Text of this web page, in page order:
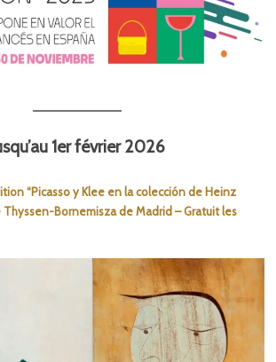
1er février 2026
“Picasso y Klee en la colección de Heinz
Thyssen-Bornemisza de Madrid – Gratuit les